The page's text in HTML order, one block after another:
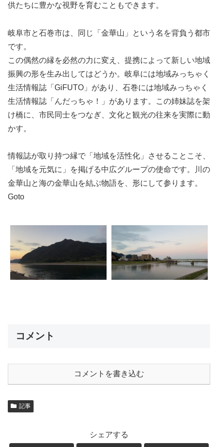
供たちに豊かな視野を育むこともできます。
岐阜市と石巻市は、同じ「金華山」という名を背負う都市
です。
この偶然の縁を必然の力に変え、提携によって新しい地域
振興の形を生み出してはどうか。岐阜には地域みっちゃく
生活情報誌「GiFUTO」があり、石巻には地域みっちゃく
生活情報誌「んだっちゃ！」があります。この姉妹誌を架
け橋に、市民同士をつなぎ、文化と観光の往来を実際に動
かす。
情報誌が取り持つ縁で「地域を活性化」させることこそ、
「地域を元気に」を掲げる中広グループの使命です。川の
金華山と海の金華山を結ぶ物語を、形にして参ります。
Goto
コメント
コメントを書き込む
記事
シェアする